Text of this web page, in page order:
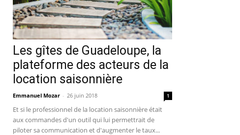
Les gîtes de Guadeloupe, la
plateforme des acteurs de la
location saisonnière
Emmanuel Mozar - 26 juin 2018 1
Et si le professionnel de la location saisonnière était
aux commandes d'un outil qui lui permettrait de
piloter sa communication et d'augmenter le taux...